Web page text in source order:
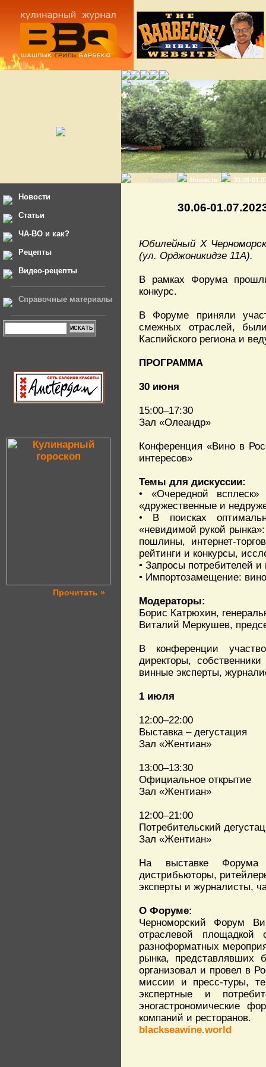
Главная Новости 30.06-
Новости
Статьи
ЧА-ВО и как?
Рецепты
Видео-рецепты
Справочные материалы
Прочитать »
30.06-
Юбилейный X
(ул. Орджоникидзе 11А).
В рамках Форума прошли
конкурс.
В Форуме приняли
смежных отраслей,
Каспийского региона и
ПРОГРАММА
30 июня
15:00–17:30
Зал «Олеандр»
Конференция «Вино в
интересов»
Темы для дискуссии:
• «Очередной
«дружественные и
• В поисках
«невидимой рукой
пошлины, интернет-
рейтинги и конкурсы,
• Запросы потребителей
• Импортозамещение:
Модераторы:
Борис Катрюхин,
Виталий Меркушев,
В конференции
директоры,
винные эксперты,
1 июля
12:00–22:00
Выставка – дегустация
Зал «Жентиан»
13:00–13:30
Официальное открытие
Зал «Жентиан»
12:00–21:00
Потребительский
Зал «Жентиан»
На выставке Форума
дистрибьюторы,
эксперты и журналисты,
О Форуме:
Черноморский Форум
отраслевой площадкой
разноформатных
рынка,
организовал и провел в
миссии и пресс-туры,
экспертные и
эногастрономические
компаний и ресторанов.
blackseawine.world